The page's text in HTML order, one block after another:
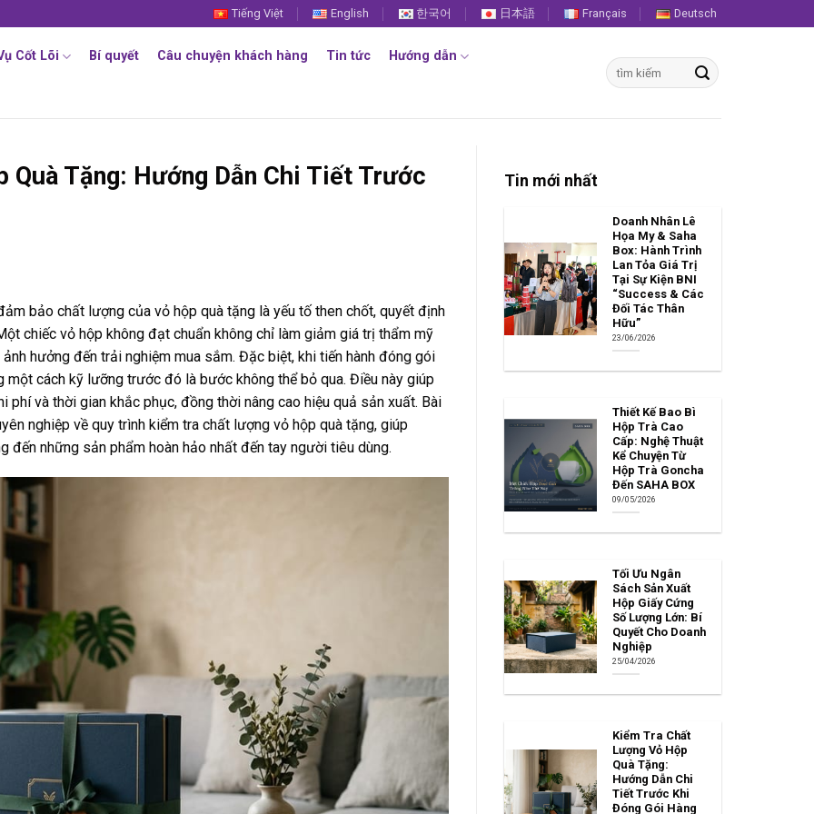
Tiếng Việt English 한국어 日本語 Français Deutsch
Cốt Lõi Bí quyết Câu chuyện khách hàng Tin tức Hướng dẫn
Tìm
kiếm:
Quà Tặng: Hướng Dẫn Chi Tiết Trước
bảo chất lượng của vỏ hộp quà tặng là yếu tố then chốt, quyết định
chiếc vỏ hộp không đạt chuẩn không chỉ làm giảm giá trị thẩm mỹ
hưởng đến trải nghiệm mua sắm. Đặc biệt, khi tiến hành đóng gói
cách kỹ lưỡng trước đó là bước không thể bỏ qua. Điều này giúp
phí và thời gian khắc phục, đồng thời nâng cao hiệu quả sản xuất. Bài
nghiệp về quy trình kiểm tra chất lượng vỏ hộp quà tặng, giúp
đến những sản phẩm hoàn hảo nhất đến tay người tiêu dùng.
Tin mới nhất
Doanh Nhân Lê
Họa My & Saha
Box: Hành Trình
Lan Tỏa Giá Trị
Tại Sự Kiện BNI
“Success & Các
Đối Tác Thân
Hữu”
23/06/2026
Thiết Kế Bao Bì
Hộp Trà Cao
Cấp: Nghệ Thuật
Kể Chuyện Từ
Hộp Trà Goncha
Đến SAHA BOX
09/05/2026
Tối Ưu Ngân
Sách Sản Xuất
Hộp Giấy Cứng
Số Lượng Lớn: Bí
Quyết Cho Doanh
Nghiệp
25/04/2026
Kiểm Tra Chất
Lượng Vỏ Hộp
Quà Tặng:
Hướng Dẫn Chi
Tiết Trước Khi
Đóng Gói Hàng